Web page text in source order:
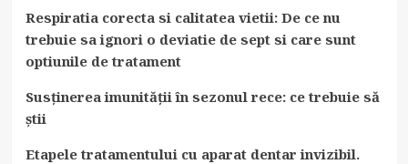
Respiratia corecta si calitatea vietii: De ce nu
trebuie sa ignori o deviatie de sept si care sunt
optiunile de tratament
Susținerea imunității în sezonul rece: ce trebuie să
știi
Etapele tratamentului cu aparat dentar invizibil.